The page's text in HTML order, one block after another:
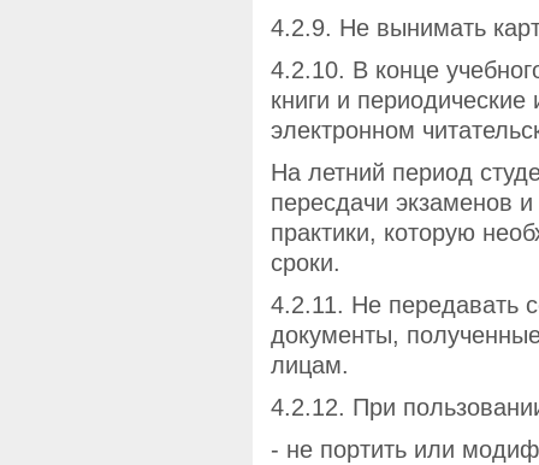
4.2.9. Не вынимать
4.2.10. В конце
книги и
электронном
На летний период
пересдачи экзаменов
практики, которую
сроки.
4.2.11. Не передавать
документы,
лицам.
4.2.12. При
- не портить или